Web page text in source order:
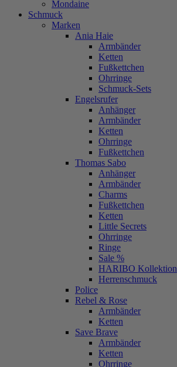
Mondaine
Schmuck
Marken
Ania Haie
Armbänder
Ketten
Fußkettchen
Ohrringe
Schmuck-Sets
Engelsrufer
Anhänger
Armbänder
Ketten
Ohrringe
Fußkettchen
Thomas Sabo
Anhänger
Armbänder
Charms
Fußkettchen
Ketten
Little Secrets
Ohrringe
Ringe
Sale %
HARIBO Kollektion
Herrenschmuck
Police
Rebel & Rose
Armbänder
Ketten
Save Brave
Armbänder
Ketten
Ohrringe